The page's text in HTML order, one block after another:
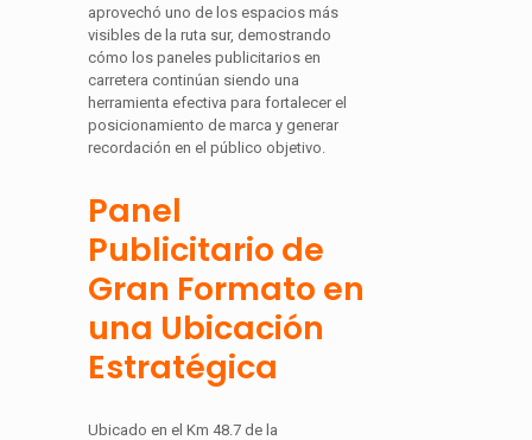
aprovechó uno de los espacios más
visibles de la ruta sur, demostrando
cómo los paneles publicitarios en
carretera continúan siendo una
herramienta efectiva para fortalecer el
posicionamiento de marca y generar
recordación en el público objetivo.
Panel
Publicitario de
Gran Formato en
una Ubicación
Estratégica
Ubicado en el Km 48.7 de la